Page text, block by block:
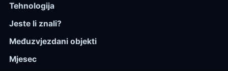
Tehnologija
Jeste li znali?
Međuzvjezdani objekti
Mjesec